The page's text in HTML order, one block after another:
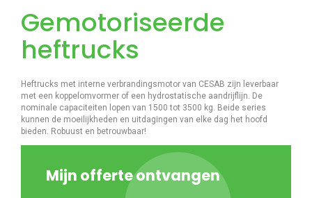
Gemotoriseerde
heftrucks
Heftrucks met interne verbrandingsmotor van CESAB zijn leverbaar
met een koppelomvormer of een hydrostatische aandrijflijn. De
nominale capaciteiten lopen van 1500 tot 3500 kg. Beide series
kunnen de moeilijkheden en uitdagingen van elke dag het hoofd
bieden. Robuust en betrouwbaar!
Mijn offerte ontvangen